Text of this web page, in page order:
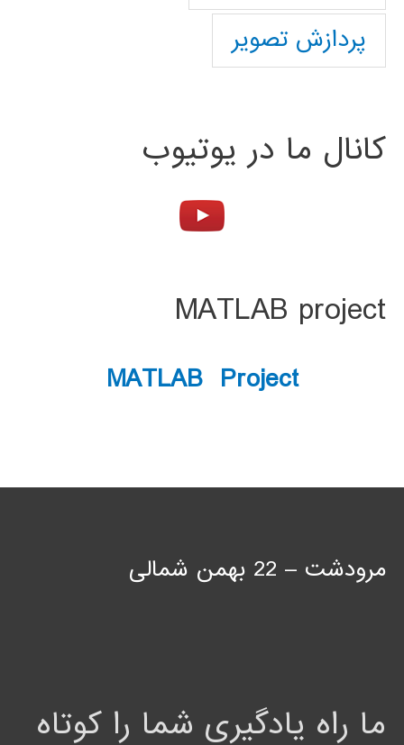
پردازش تصویر
کانال ما در یوتیوب
MATLAB project
MATLAB Project
مرودشت – 22 بهمن شمالی
ما راه یادگیری شما را کوتاه